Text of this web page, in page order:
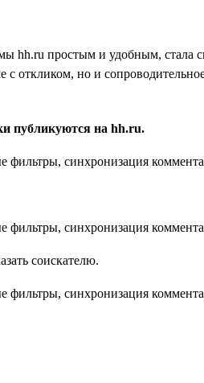
hh.ru простым и удобным,
откликом, но и
публикуются на hh.ru.
соискателю.